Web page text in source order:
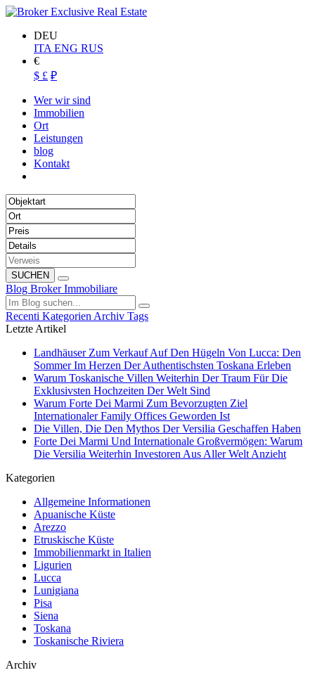
DEU
ITA ENG RUS
€
$ £ ₽
Wer wir sind
Immobilien
Ort
Leistungen
blog
Kontakt
SUCHEN
Blog Broker Immobiliare
Recenti Kategorien Archiv Tags
Letzte Artikel
Landhäuser Zum Verkauf Auf Den Hügeln Von Lucca: Den
Sommer Im Herzen Der Authentischsten Toskana Erleben
Warum Toskanische Villen Weiterhin Der Traum Für Die
Exklusivsten Hochzeiten Der Welt Sind
Warum Forte Dei Marmi Zum Bevorzugten Ziel
Internationaler Family Offices Geworden Ist
Die Villen, Die Den Mythos Der Versilia Geschaffen Haben
Forte Dei Marmi Und Internationale Großvermögen: Warum
Die Versilia Weiterhin Investoren Aus Aller Welt Anzieht
Kategorien
Allgemeine Informationen
Apuanische Küste
Arezzo
Etruskische Küste
Immobilienmarkt in Italien
Ligurien
Lucca
Lunigiana
Pisa
Siena
Toskana
Toskanische Riviera
Archiv